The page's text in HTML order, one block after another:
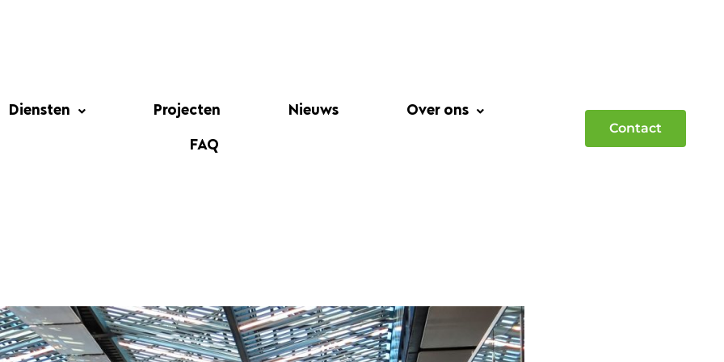
Diensten Projecten Nieuws Over ons
FAQ
Contact